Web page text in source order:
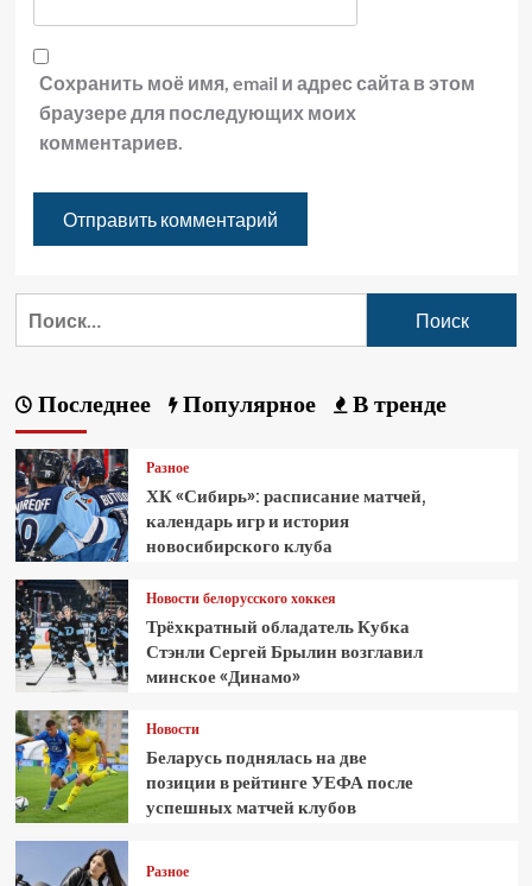
Сохранить моё имя, email и адрес сайта в этом
браузере для последующих моих
комментариев.
Последнее Популярное В тренде
Разное
ХК «Сибирь»: расписание матчей,
календарь игр и история
новосибирского клуба
Новости белорусского хоккея
Трёхкратный обладатель Кубка
Стэнли Сергей Брылин возглавил
минское «Динамо»
Новости
Беларусь поднялась на две
позиции в рейтинге УЕФА после
успешных матчей клубов
Разное